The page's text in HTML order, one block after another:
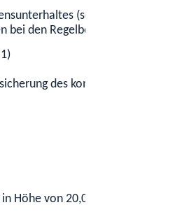
(sogenannter
den Regelbedarfsstufen
des kommunalen
Höhe von 20,00 EUR (RBS 3-6).